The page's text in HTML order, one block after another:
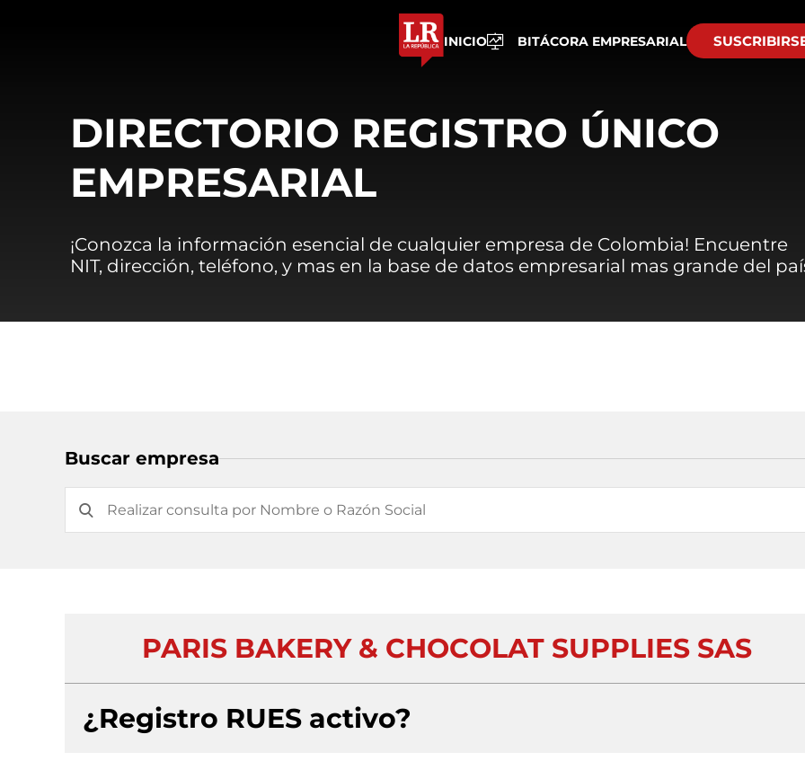
INICIO BITÁCORA EMPRESARIAL
DIRECTORIO REGISTRO ÚNICO
EMPRESARIAL
¡Conozca la información esencial de cualquier empresa de Colombia! Encuentre
NIT, dirección, teléfono, y mas en la base de datos empresarial mas grande del
Buscar empresa
PARIS BAKERY & CHOCOLAT SUPPLIES SAS
¿Registro RUES activo?